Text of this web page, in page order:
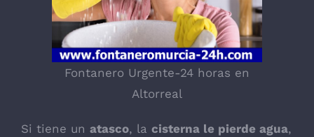
Fontanero Urgente-24 horas en
Altorreal
Si tiene un atasco, la cisterna le pierde agua,